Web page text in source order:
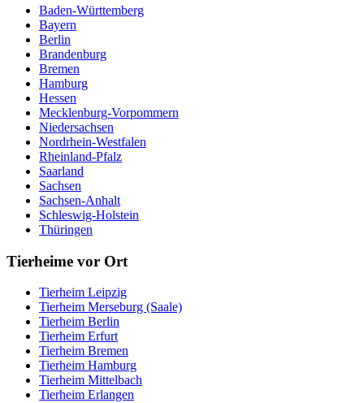
Baden-Württemberg
Bayern
Berlin
Brandenburg
Bremen
Hamburg
Hessen
Mecklenburg-Vorpommern
Niedersachsen
Nordrhein-Westfalen
Rheinland-Pfalz
Saarland
Sachsen
Sachsen-Anhalt
Schleswig-Holstein
Thüringen
Tierheime vor Ort
Tierheim Leipzig
Tierheim Merseburg (Saale)
Tierheim Berlin
Tierheim Erfurt
Tierheim Bremen
Tierheim Hamburg
Tierheim Mittelbach
Tierheim Erlangen